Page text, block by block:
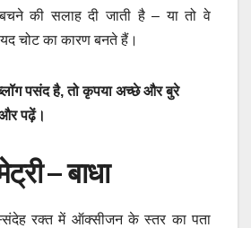
की सलाह दी जाती है – या तो वे
चोट का कारण बनते हैं।
पसंद है, तो कृपया अच्छे और बुरे
पढ़ें।
– बाधा
रक्त में ऑक्सीजन के स्तर का पता